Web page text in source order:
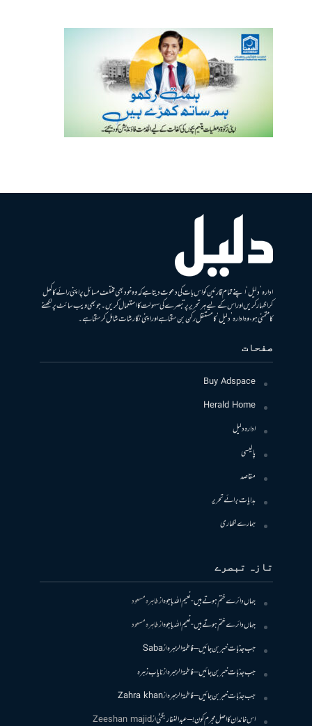
ادارہ ’دلیل‘ اپنے تمام قارئین کو اس بات کی دعوت دیتا ہے کہ وہ خود بھی مختلف مسائل پر اپنی رائے کا کھل
کر اظہار کریں اور اس کے لیے ہر تحریر پر تبصرے کی سہولت کا استعمال کریں۔ جو بھی ویب سائٹ پر لکھنے
کا متمنی ہو، وہ ادارہ ’دلیل‘ کا مستقل رکن بن سکتا ہے اور اپنی نگارشات شامل کرسکتا ہے۔
صفحات
Buy Adspace
Herald Home
ادارہ دلیل
پالیسی
مقاصد
ہدایات برائے تحریر
ہمارے لکھاری
تازہ تبصرے
جہاں دائرے ختم ہوتے ہیں- نعیم اللہ باجوہازطاہرہ مسعود
جہاں دائرے ختم ہوتے ہیں- نعیم اللہ باجوہازطاہرہ مسعود
جب جذبات خبر بن جائیں – فاطمۃالزہرہازSaba
جب جذبات خبر بن جائیں – فاطمۃالزہرہازنایاب زہرہ
جب جذبات خبر بن جائیں – فاطمۃالزہرہازZahra khan
اس خاندان کا اصل مجرم کون! – عبدالغفار بگٹیازZeeshan majid